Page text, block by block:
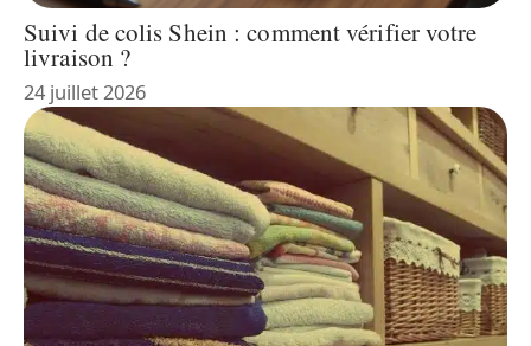
Suivi de colis Shein : comment vérifier votre
livraison ?
24 juillet 2026